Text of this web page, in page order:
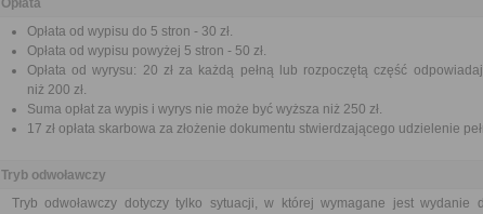
Opłata
Opłata od wypisu do 5 stron - 30 zł.
Opłata od wypisu powyżej 5 stron - 50 zł.
Opłata od wyrysu: 20 zł za każdą pełną lub rozpoczętą część
niż 200 zł.
Suma opłat za wypis i wyrys nie może być wyższa niż 250 zł.
17 zł opłata skarbowa za złożenie dokumentu stwierdzającego udzielenie
Tryb odwoławczy
Tryb odwoławczy dotyczy tylko sytuacji, w której wymagane jest wydanie